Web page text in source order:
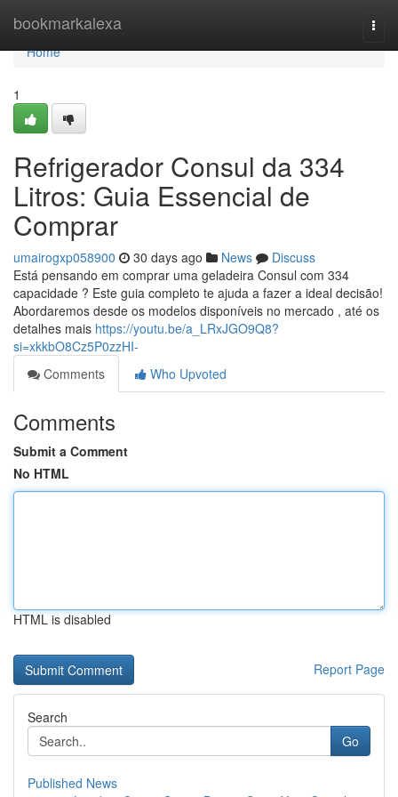
bookmarkalexa
Home
Home
1
Refrigerador Consul da 334
Litros: Guia Essencial de
Comprar
umairogxp058900 30 days ago News
Discuss
Está pensando em comprar uma geladeira Consul com 334
capacidade ? Este guia completo te ajuda a fazer a ideal decisão!
Abordaremos desde os modelos disponíveis no mercado , até os
detalhes mais https://youtu.be/a_LRxJGO9Q8?
si=xkkbO8Cz5P0zzHI-
Comments
Who Upvoted
Comments
Submit a Comment
No HTML
HTML is disabled
Report Page
Search
Go
Published News